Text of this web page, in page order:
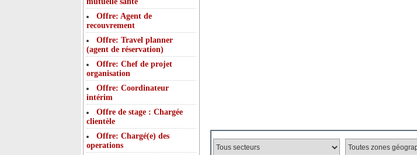
Offre: Agent de
recouvrement
Offre: Travel planner
(agent de réservation)
Offre: Chef de projet
organisation
Offre: Coordinateur
intérim
Offre de stage : Chargée
clientèle
Offre: Chargé(e) des
operations